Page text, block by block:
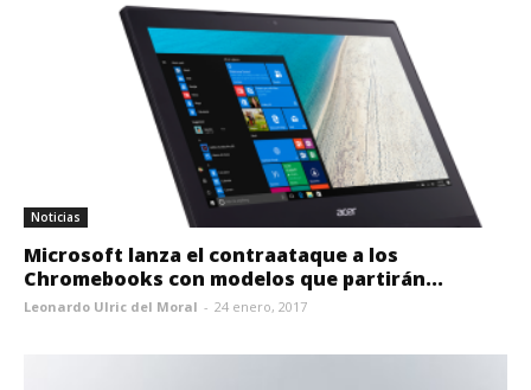
Noticias
Microsoft lanza el contraataque a los
Chromebooks con modelos que partirán...
Leonardo Ulric del Moral - 24 enero, 2017